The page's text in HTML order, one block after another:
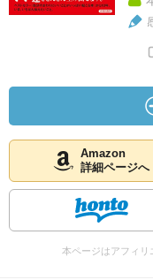
Amazon
詳細ページへ
本ページはアフィリ